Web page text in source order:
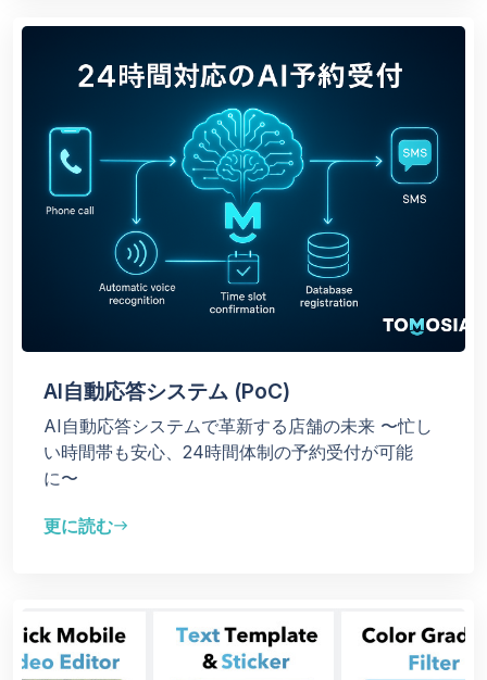
AI自動応答システム (PoC)
AI自動応答システムで革新する店舗の未来 〜忙し
い時間帯も安心、24時間体制の予約受付が可能
に〜
更に読むeast